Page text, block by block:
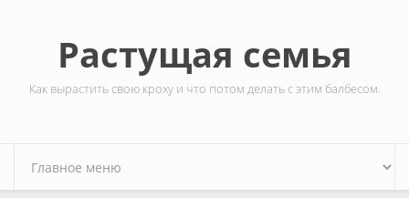
Растущая семья
Как вырастить свою кроху и что потом делать с этим балбесом.